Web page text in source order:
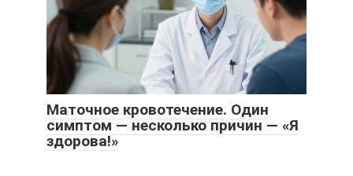
Маточное кровотечение. Один
симптом — несколько причин — «Я
здорова!»